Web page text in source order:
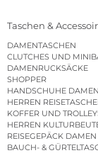
Taschen &
DAMENTASCHEN
CLUTCHES UND
DAMENRUCKSÄCKE
SHOPPER
HANDSCHUHE DAMEN
HERREN
KOFFER UND
HERREN
REISEGEPÄCK DAMEN
BAUCH- &